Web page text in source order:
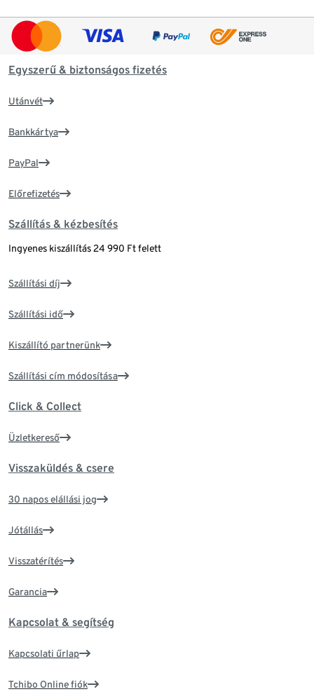
Egyszerű & biztonságos fizetés
Utánvét
Bankkártya
PayPal
Előrefizetés
Szállítás & kézbesítés
Ingyenes kiszállítás 24 990 Ft felett
Szállítási díj
Szállítási idő
Kiszállító partnerünk
Szállítási cím módosítása
Click & Collect
Üzletkereső
Visszaküldés & csere
30 napos elállási jog
Jótállás
Visszatérítés
Garancia
Kapcsolat & segítség
Kapcsolati űrlap
Tchibo Online fiók